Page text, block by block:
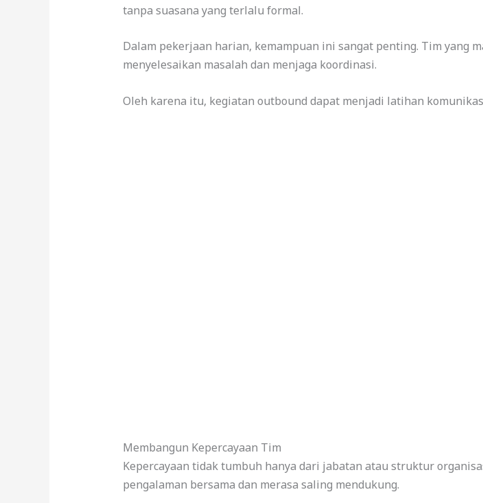
tanpa suasana yang terlalu formal.
Dalam pekerjaan harian, kemampuan ini sangat penting. Tim yang
menyelesaikan masalah dan menjaga koordinasi.
Oleh karena itu, kegiatan outbound dapat menjadi latihan
Membangun Kepercayaan Tim
Kepercayaan tidak tumbuh hanya dari jabatan atau struktur
pengalaman bersama dan merasa saling mendukung.